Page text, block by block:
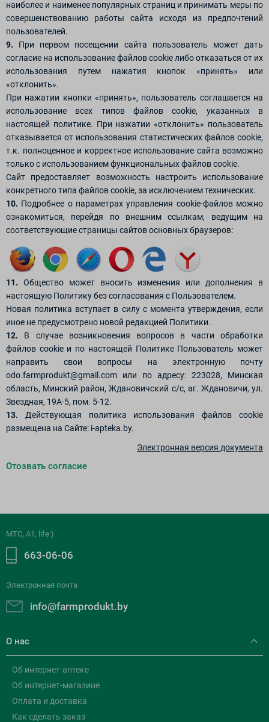
наиболее и наименее популярных страниц и принимать меры по
совершенствованию работы сайта исходя из предпочтений
пользователей.
9. При первом посещении сайта пользователь может дать
согласие на использование файлов cookie либо отказаться от их
использования путем нажатия кнопок «принять» или
«отклонить».
При нажатии кнопки «принять», пользователь соглашается на
использование всех типов файлов cookie, указанных в
настоящей политике. При нажатии «отклонить» пользователь
отказывается от использования статистических файлов cookie,
т.к. полноценное и корректное использование сайта возможно
только с использованием функциональных файлов cookie.
Сайт предоставляет возможность настроить использование
конкретного типа файлов cookie, за исключением технических.
10. Подробнее о параметрах управления cookie-файлов можно
ознакомиться, перейдя по внешним ссылкам, ведущим на
соответствующие страницы сайтов основных браузеров:
11. Общество может вносить изменения или дополнения в
настоящую Политику без согласования с Пользователем.
Новая политика вступает в силу с момента утверждения, если
иное не предусмотрено новой редакцией Политики.
12. В случае возникновения вопросов в части обработки
файлов сookie и по настоящей Политике Пользователь может
направить свои вопросы на электронную почту
odo.farmprodukt@gmail.com или по адресу: 223028, Минская
область, Минский район, Ждановичский с/с, аг. Ждановичи, ул.
Звездная, 19А-5, пом. 5-12.
13. Действующая политика использования файлов cookie
размещена на Сайте: i-apteka.by.
Электронная версия документа
Отозвать согласие
МТС, A1, life:)
663-06-06
Электронная почта
info@farmprodukt.by
О нас
Об интернет-аптеке
Об интернет-магазине
Оплата и доставка
Как сделать заказ